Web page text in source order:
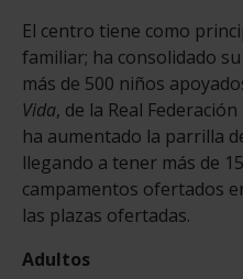
El centro tiene como
familiar; ha consolidado su
más de 500 niños
Vida, de la Real
ha aumentado la parrilla
llegando a tener más de
campamentos ofertados
las plazas ofertadas.
Adultos